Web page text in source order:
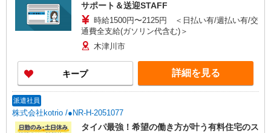
サポート＆送迎STAFF
時給1500円〜2125円 ＜日払い有/週払い有/交
通費全支給(ガソリン代含む)＞
木津川市
キープ 詳細を見る
派遣社員
株式会社kotrio /●NR-H-2051077
タイパ最強！希望の働き方が叶う有料住宅のス